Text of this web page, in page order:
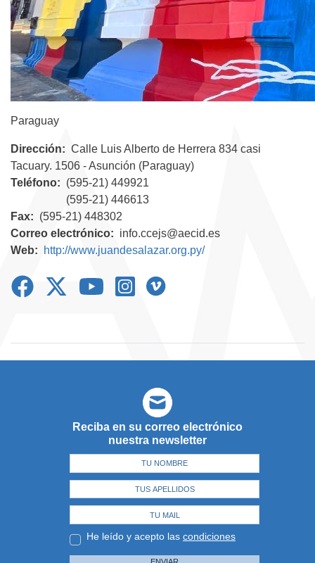
Paraguay
Dirección
Calle Luis Alberto de Herrera 834 casi
Tacuary. 1506 - Asunción (Paraguay)
Teléfono
(595-21) 449921
(595-21) 446613
Fax
(595-21) 448302
Correo electrónico
info.ccejs@aecid.es
Web
http://www.juandesalazar.org.py/
Reciba en su correo electrónico
nuestra newsletter
He leído y acepto las condiciones